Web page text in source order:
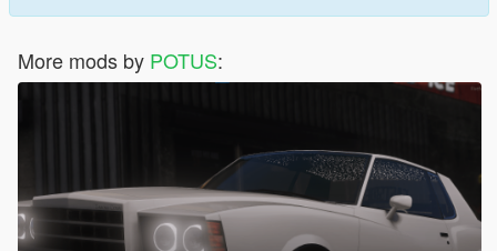
More mods by POTUS: